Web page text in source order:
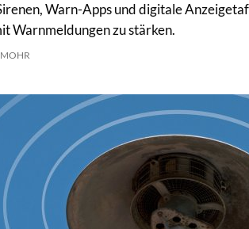
Warn-Apps und digitale
Warnmeldungen zu stärken.